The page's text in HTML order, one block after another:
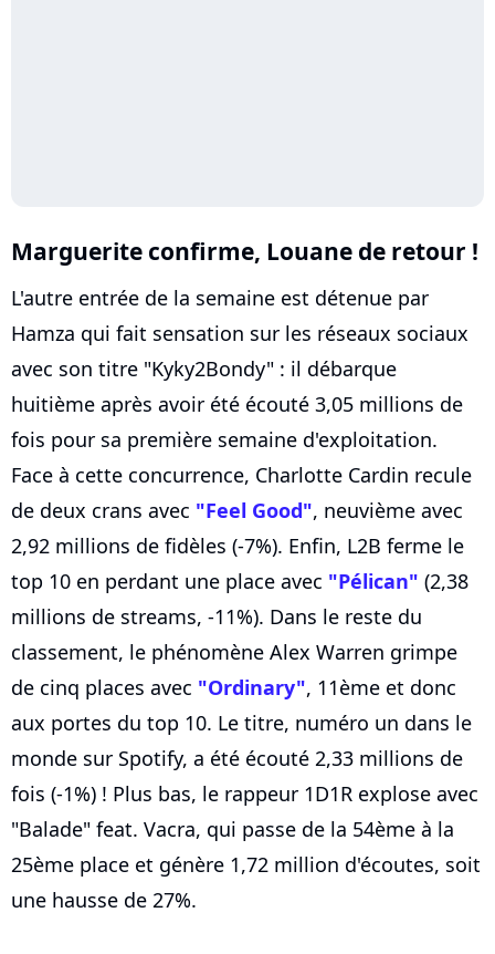
Marguerite confirme, Louane de retour !
L'autre entrée de la semaine est détenue par
Hamza qui fait sensation sur les réseaux sociaux
avec son titre "Kyky2Bondy" : il débarque
huitième après avoir été écouté 3,05 millions de
fois pour sa première semaine d'exploitation.
Face à cette concurrence, Charlotte Cardin recule
de deux crans avec "Feel Good", neuvième avec
2,92 millions de fidèles (-7%). Enfin, L2B ferme le
top 10 en perdant une place avec "Pélican" (2,38
millions de streams, -11%). Dans le reste du
classement, le phénomène Alex Warren grimpe
de cinq places avec "Ordinary", 11ème et donc
aux portes du top 10. Le titre, numéro un dans le
monde sur Spotify, a été écouté 2,33 millions de
fois (-1%) ! Plus bas, le rappeur 1D1R explose avec
"Balade" feat. Vacra, qui passe de la 54ème à la
25ème place et génère 1,72 million d'écoutes, soit
une hausse de 27%.